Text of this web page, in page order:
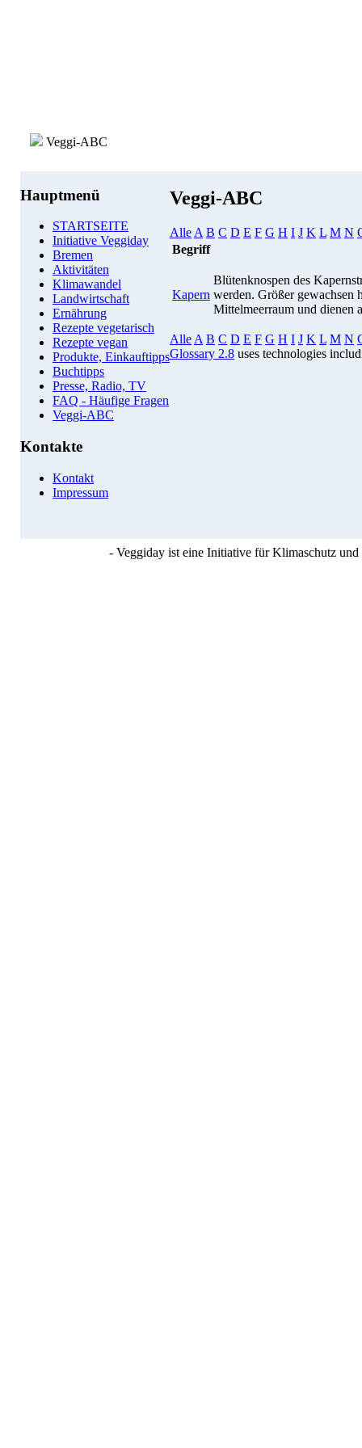
Veggi-ABC
Hauptmenü
STARTSEITE
Initiative Veggiday
Bremen
Aktivitäten
Klimawandel
Landwirtschaft
Ernährung
Rezepte vegetarisch
Rezepte vegan
Produkte, Einkauftipps
Buchtipps
Presse, Radio, TV
FAQ - Häufige Fragen
Veggi-ABC
Kontakte
Kontakt
Impressum
Veggi-ABC
Alle A B C D E F G H I J K L M N
Begriff
Kapern
Blütenknospen des
werden. Größer gewachsen
Mittelmeerraum und dienen
Alle A B C D E F G H I J K L M N
Glossary 2.8 uses technologies
- Veggiday ist eine Initiative für Klimaschutz